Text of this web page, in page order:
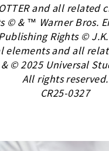
and all related
© & ™ Warner Bros.
Rights ©
elements and all
& © 2025 Universal
All rights reserved.
CR25-0327